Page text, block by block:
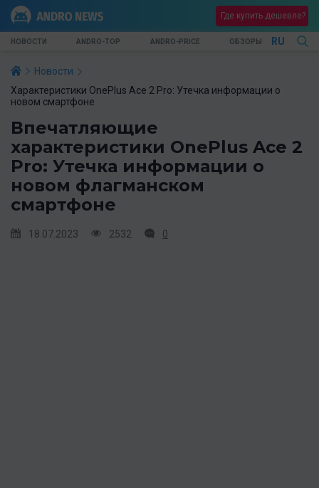
Где купить дешевле?
НОВОСТИ ANDRO-TOP ANDRO-PRICE ОБЗОРЫ RU
Новости
Характеристики OnePlus Ace 2 Pro: Утечка информации о
новом смартфоне
Впечатляющие
характеристики OnePlus Ace 2
Pro: Утечка информации о
новом флагманском
смартфоне
18.07.2023 2532 0